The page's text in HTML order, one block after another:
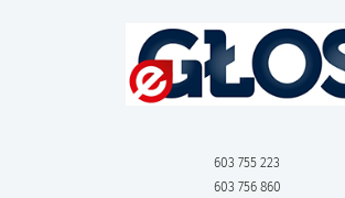
603 755 223
603 756 860